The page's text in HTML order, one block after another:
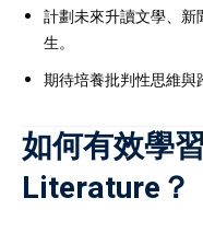
計劃未來升讀文學、
生。
期待培養批判性思維與
如何有效學
Literature？